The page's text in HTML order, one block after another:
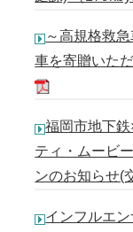
～高規格救
車を寄贈いた
福岡市地下
ティ・ムービ
ンのお知らせ(
インフルエ